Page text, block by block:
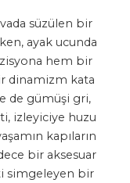
süzülen bir
ayak ucunda
hem bir
dinamizm kata
de gümüşi gri,
izleyiciye huzu
kapıların
bir aksesuar
simgeleyen bir